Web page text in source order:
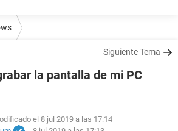
Siguiente Tema
la pantalla de mi PC
el 8 jul 2019 a las 17:14